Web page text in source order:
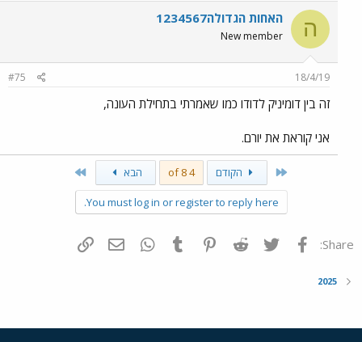
ה האחות הגדולה1234567
New member
18/4/19
#75
זה בין דומיניק לדודו כמו שאמרתי בתחילת העונה,
אני קוראת את יורם.
First הקודם 4 of 8 הבא
You must log in or register to reply here.
Share: פייסבוק Twitter
Reddit
Pinterest
Tumblr
WhatsAppדואר אלקטרוני
2025